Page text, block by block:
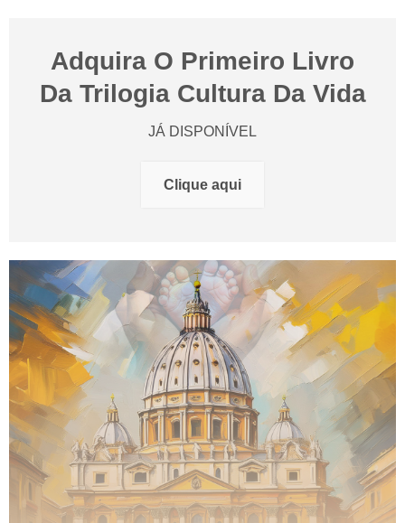
Adquira O Primeiro Livro
Da Trilogia Cultura Da Vida
JÁ DISPONÍVEL
Clique aqui